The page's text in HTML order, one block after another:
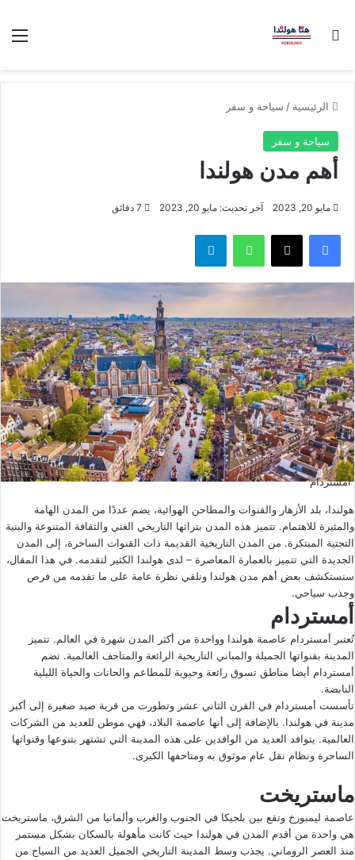
بحث عن
الرئيسية / سياحة و سفر
سياحة و سفر
أهم مدن هولندا
مايو 20, 2023 آخر تحديث: مايو 20, 2023
فيسبوك ‫X واتساب تيلقرام
أمستردام
هولندا، بلد الأزهار والقنوات والمطاحن الهوائية، يضم عددًا من المدن الهامة
والمثيرة للاهتمام. تتميز هذه المدن بتراثها التاريخي الغني والثقافة المتنوعة والبنية
التحتية المبتكرة. من المدن التاريخية القديمة ذات القنوات الساحرة، إلى المدن
الجديدة التي تتميز بالعمارة المعاصرة – لدى هولندا الكثير لتقدمه. في هذا المقال،
سنستكشف بعض أهم مدن هولندا ونلقي نظرة عامة على ما تقدمه من فرص
وجذب سياحي.
أمستردام
تُعتبر أمستردام عاصمة هولندا وواحدة من أكثر المدن شهرة في العالم. تتميز
المدينة بقنواتها الجميلة والمباني التاريخية الرائعة والمتاحف العالمية. تضم
أمستردام أيضا مناطق تسوق رائعة وحيوية للمطاعم والحانات والحياة الليلية
النابضة.
تأسست أمستردام في القرن الثاني عشر وتطورت من قرية صيد صغيرة إلى أكبر
مدينة في هولندا. بالإضافة إلى أنها عاصمة البلاد، فهي موطن للعديد من الشركات
العالمية. يتوافد العديد من الوافدين على هذه المدينة التي تشتهر بتنوعها وقنواتها
الساحرة ونظام نقل عام موثوق به ومتاحفها الكبرى.
ماستريخت
عاصمة ليمبورخ وتقع بين بلجيكا في الجنوب والغرب وألمانيا من الشرق، ماستريخت
هي واحدة من أقدم المدن في هولندا حيث كانت مأهولة بالسكان بشكل مستمر
منذ العصر الروماني. يجذب وسط المدينة التاريخي الجميل العديد من السياح من